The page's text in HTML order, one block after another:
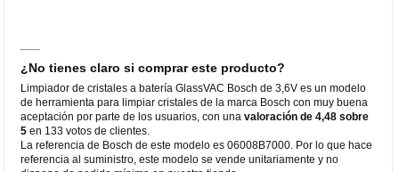
¿No tienes claro si comprar este producto?
Limpiador de cristales a batería GlassVAC Bosch de 3,6V es un modelo
de herramienta para limpiar cristales de la marca Bosch con muy buena
aceptación por parte de los usuarios, con unavaloración de 4,48 sobre
5 en 133 votos de clientes.
La referencia de Bosch de este modelo es 06008B7000. Por lo que hace
referencia al suministro, este modelo se vende unitariamente y no